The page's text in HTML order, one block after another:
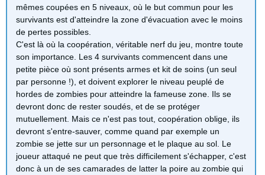
mêmes coupées en 5 niveaux, où le but commun pour les
survivants est d'atteindre la zone d'évacuation avec le moins
de pertes possibles.
C'est là où la coopération, véritable nerf du jeu, montre toute
son importance. Les 4 survivants commencent dans une
petite pièce où sont présents armes et kit de soins (un seul
par personne !), et doivent explorer le niveau peuplé de
hordes de zombies pour atteindre la fameuse zone. Ils se
devront donc de rester soudés, et de se protéger
mutuellement. Mais ce n'est pas tout, coopération oblige, ils
devront s'entre-sauver, comme quand par exemple un
zombie se jette sur un personnage et le plaque au sol. Le
joueur attaqué ne peut que très difficilement s'échapper, c'est
donc à un de ses camarades de latter la poire au zombie qui